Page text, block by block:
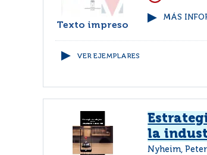
Texto impreso
MÁS
VER EJEMPLARES
la
Nyheim,